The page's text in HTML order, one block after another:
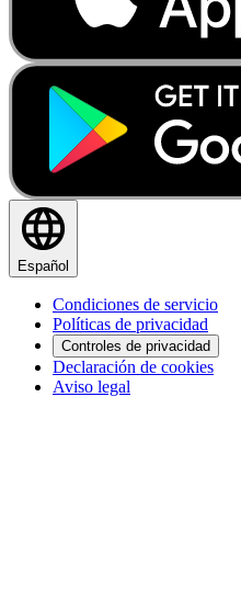
Español
Condiciones de servicio
Políticas de privacidad
Controles de privacidad
Declaración de cookies
Aviso legal